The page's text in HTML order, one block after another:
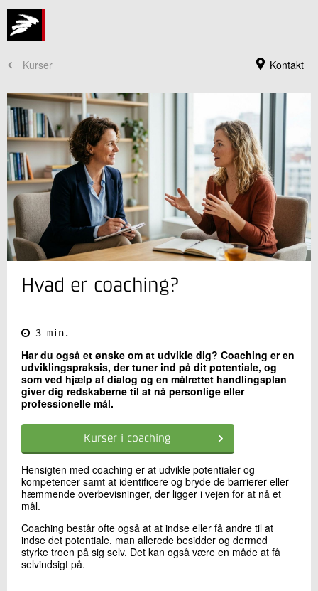
Kontakt
Kurser
+45 72 20 30 00
Kontakt os
Send
Hvad er coaching?
3 min.
Har du også et ønske om at udvikle dig? Coaching er en
udviklingspraksis, der tuner ind på dit potentiale, og
som ved hjælp af dialog og en målrettet handlingsplan
giver dig redskaberne til at nå personlige eller
professionelle mål.
Kurser i coaching
Hensigten med coaching er at udvikle potentialer og
kompetencer samt at identificere og bryde de barrierer eller
hæmmende overbevisninger, der ligger i vejen for at nå et
mål.
Coaching består ofte også at at indse eller få andre til at
indse det potentiale, man allerede besidder og dermed
styrke troen på sig selv. Det kan også være en måde at få
selvindsigt på.